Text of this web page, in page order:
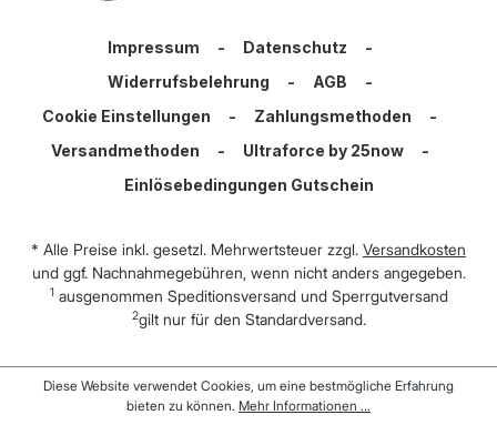
Impressum - Datenschutz
-
Widerrufsbelehrung
- AGB
-
Cookie Einstellungen
- Zahlungsmethoden
-
Versandmethoden
- Ultraforce by 25now
-
Einlösebedingungen Gutschein
* Alle Preise inkl. gesetzl. Mehrwertsteuer zzgl. Versandkosten
und ggf. Nachnahmegebühren, wenn nicht anders angegeben.
1 ausgenommen Speditionsversand und Sperrgutversand
2gilt nur für den Standardversand.
Diese Website verwendet Cookies, um eine bestmögliche Erfahrung
bieten zu können. Mehr Informationen ...